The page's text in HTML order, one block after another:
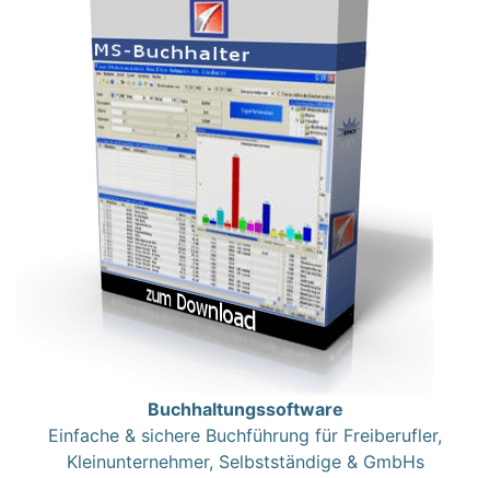
Buchhaltungssoftware
Einfache & sichere Buchführung für Freiberufler,
Kleinunternehmer, Selbstständige & GmbHs